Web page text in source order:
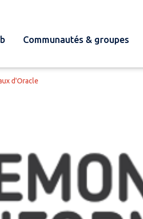
Communautés & groupes
d'Oracle